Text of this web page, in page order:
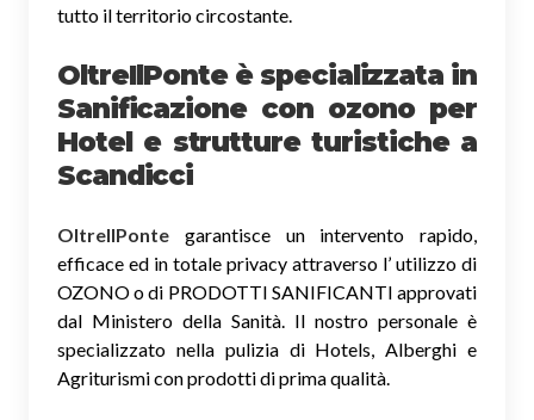
tutto il territorio circostante.
OltreIlPonte è specializzata in
Sanificazione con ozono per
Hotel e strutture turistiche a
Scandicci
OltreIlPonte garantisce un intervento rapido,
efficace ed in totale privacy attraverso l’ utilizzo di
OZONO o di PRODOTTI SANIFICANTI approvati
dal Ministero della Sanità. Il nostro personale è
specializzato nella pulizia di Hotels, Alberghi e
Agriturismi con prodotti di prima qualità.